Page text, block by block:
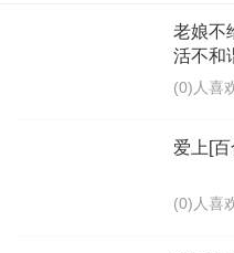
老娘不
活不和
(0)人喜
爱上[
(0)人喜